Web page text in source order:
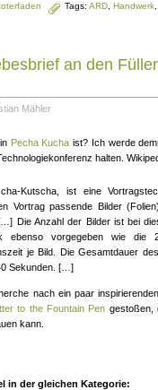
Tags: ARD Handwerk
an den Füller
Mähler
Pecha Kucha ist? Ich werde
halten.
Kutscha, ist eine
Vortrag passende Bilder
Die Anzahl der Bilder ist bei
ebenso vorgegeben wie die
je Bild. Die Gesamtdauer
Sekunden. […]
nach ein paar
to the Fountain Pen gestoßen,
kann.
in der gleichen Kategorie: